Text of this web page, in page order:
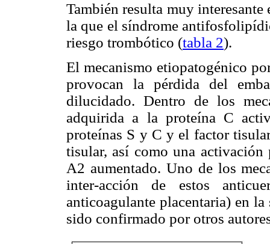
También resulta muy
la que el síndrome
riesgo trombótico (tabla 2).
El mecanismo etiopatogénico
provocan la pérdida del
dilucidado. Dentro de los
adquirida a la proteína C
proteínas S y C y el factor
tisular, así como una activación
A2 aumentado. Uno de los
inter-acción de estos
anticoagulante placentaria) en
sido confirmado por otros